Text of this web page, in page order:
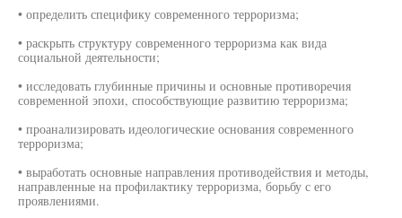
• определить специфику современного терроризма;
• раскрыть структуру современного терроризма как вида
социальной деятельности;
• исследовать глубинные причины и основные противоречия
современной эпохи, способствующие развитию терроризма;
• проанализировать идеологические основания современного
терроризма;
• выработать основные направления противодействия и методы,
направленные на профилактику терроризма, борьбу с его
проявлениями.